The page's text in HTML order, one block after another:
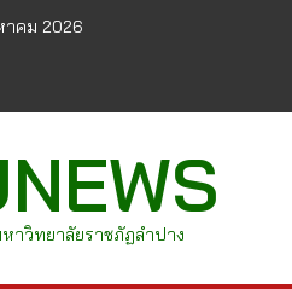
าคม 2026
าวิทยาลัยราชภัฏลำปาง